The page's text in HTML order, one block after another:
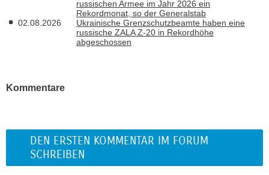
russischen Armee im Jahr 2026 ein
Rekordmonat, so der Generalstab
02.08.2026
Ukrainische Grenzschutzbeamte haben eine
russische ZALA Z-20 in Rekordhöhe
abgeschossen
Kommentare
DEN ERSTEN KOMMENTAR IM FORUM
SCHREIBEN